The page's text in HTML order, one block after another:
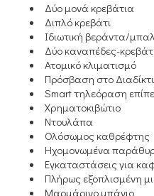
Δύο μονά κρεβάτια
Διπλό κρεβάτι
Ιδιωτική βεράντα/
Δύο καναπέδες-
Ατομικό κλιματισμό
Πρόσβαση στο
Smart τηλεόραση
Χρηματοκιβώτιο
Ντουλάπα
Ολόσωμος καθρέφτης
Ηχομονωμένα
Εγκαταστάσεις για
Πλήρως εξοπλισμένη
Μαρμάρινο μπάνιο